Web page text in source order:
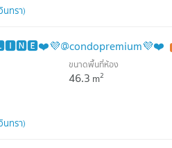
นทรา)
🅻🅸🅽🅴❤️💜@condopremium💜❤️
ขนาดพื้นที่ห้อง
46.3 m2
นทรา)